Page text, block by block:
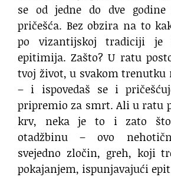
se od jedne do dve godine
pričešća. Bez obzira na to
po vizantijskoj tradiciji je
epitimija. Zašto? U ratu
tvoj život, u svakom trenutku
– i ispovedaš se i
pripremio za smrt. Ali u ratu
krv, neka je to i zato
otadžbinu – ovo
svejedno zločin, greh, koji
pokajanjem, ispunjavajući